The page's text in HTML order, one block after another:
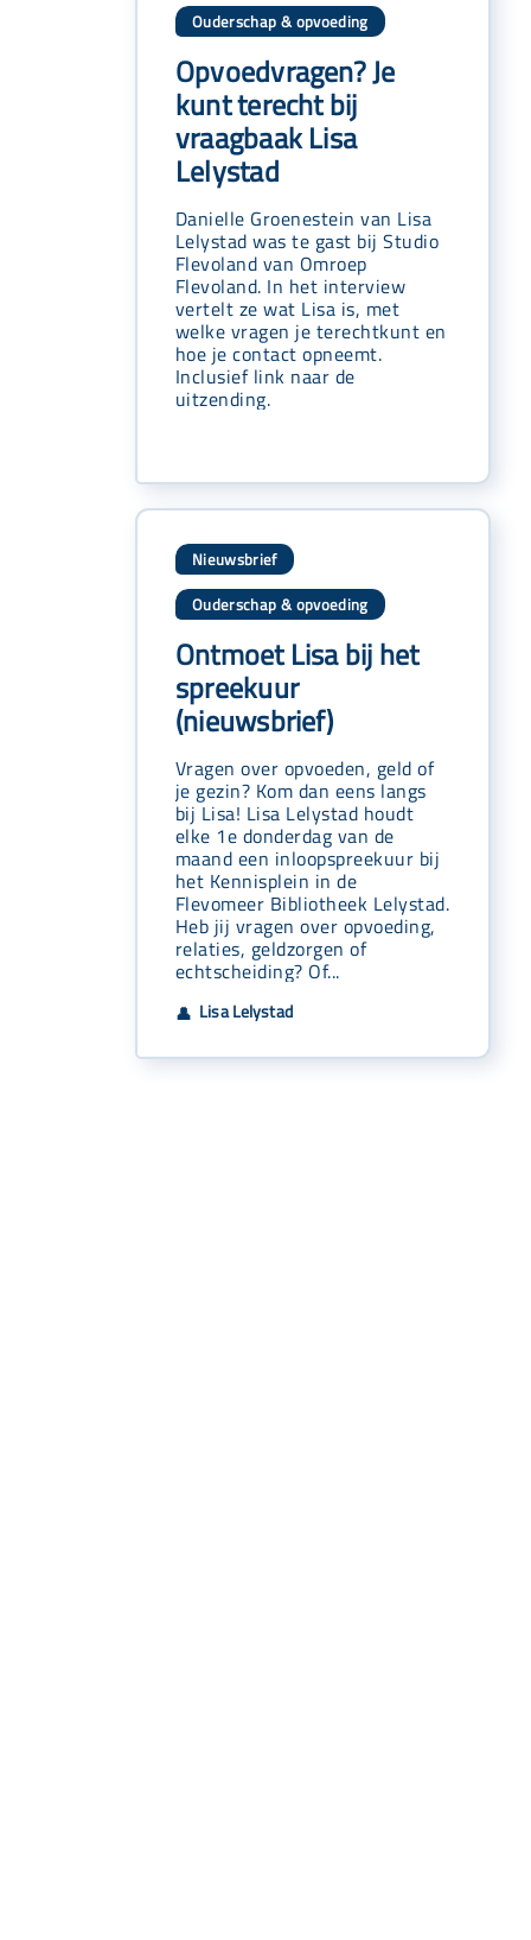
Ouderschap & opvoeding
Opvoedvragen? Je
kunt terecht bij
vraagbaak Lisa
Lelystad
Danielle Groenestein van Lisa
Lelystad was te gast bij Studio
Flevoland van Omroep
Flevoland. In het interview
vertelt ze wat Lisa is, met
welke vragen je terechtkunt en
hoe je contact opneemt.
Inclusief link naar de
uitzending.
Nieuwsbrief
Ouderschap & opvoeding
Ontmoet Lisa bij het
spreekuur
(nieuwsbrief)
Vragen over opvoeden, geld of
je gezin? Kom dan eens langs
bij Lisa! Lisa Lelystad houdt
elke 1e donderdag van de
maand een inloopspreekuur bij
het Kennisplein in de
Flevomeer Bibliotheek Lelystad.
Heb jij vragen over opvoeding,
relaties, geldzorgen of
echtscheiding? Of...
👤 Lisa Lelystad